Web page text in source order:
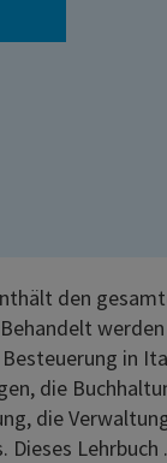
den
in
die
die
Dieses Lehrbuch